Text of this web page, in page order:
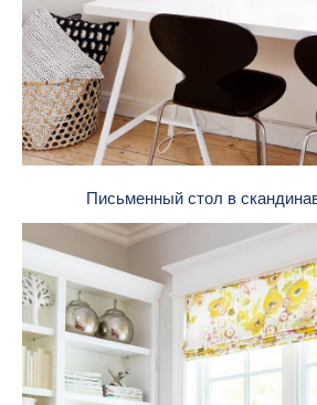
Письменный стол в